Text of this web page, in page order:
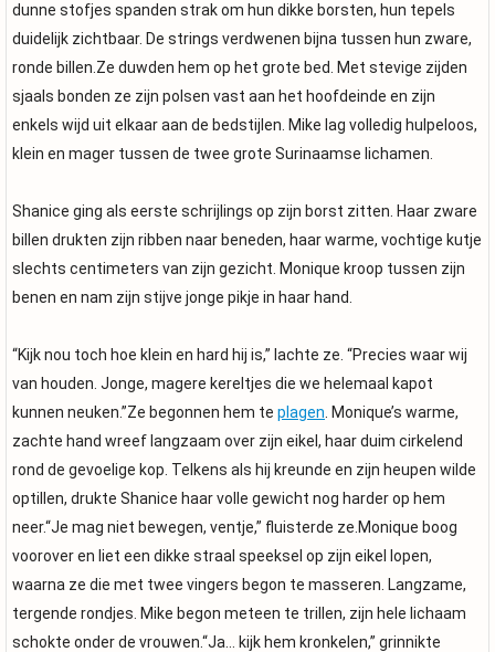
dunne stofjes spanden strak om hun dikke borsten, hun tepels
duidelijk zichtbaar. De strings verdwenen bijna tussen hun zware,
ronde billen.Ze duwden hem op het grote bed. Met stevige zijden
sjaals bonden ze zijn polsen vast aan het hoofdeinde en zijn
enkels wijd uit elkaar aan de bedstijlen. Mike lag volledig hulpeloos,
klein en mager tussen de twee grote Surinaamse lichamen.
Shanice ging als eerste schrijlings op zijn borst zitten. Haar zware
billen drukten zijn ribben naar beneden, haar warme, vochtige kutje
slechts centimeters van zijn gezicht. Monique kroop tussen zijn
benen en nam zijn stijve jonge pikje in haar hand.
“Kijk nou toch hoe klein en hard hij is,” lachte ze. “Precies waar wij
van houden. Jonge, magere kereltjes die we helemaal kapot
kunnen neuken.”Ze begonnen hem te plagen . Monique’s warme,
zachte hand wreef langzaam over zijn eikel, haar duim cirkelend
rond de gevoelige kop. Telkens als hij kreunde en zijn heupen wilde
optillen, drukte Shanice haar volle gewicht nog harder op hem
neer.“Je mag niet bewegen, ventje,” fluisterde ze.Monique boog
voorover en liet een dikke straal speeksel op zijn eikel lopen,
waarna ze die met twee vingers begon te masseren. Langzame,
tergende rondjes. Mike begon meteen te trillen, zijn hele lichaam
schokte onder de vrouwen.“Ja… kijk hem kronkelen,” grinnikte